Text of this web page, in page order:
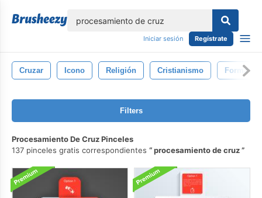
Iniciar sesión Regístrate
Cruzar Icono Religión Cristianismo Forma
Filters
Procesamiento De Cruz Pinceles
137 pinceles gratis correspondientes
procesamiento de cruz